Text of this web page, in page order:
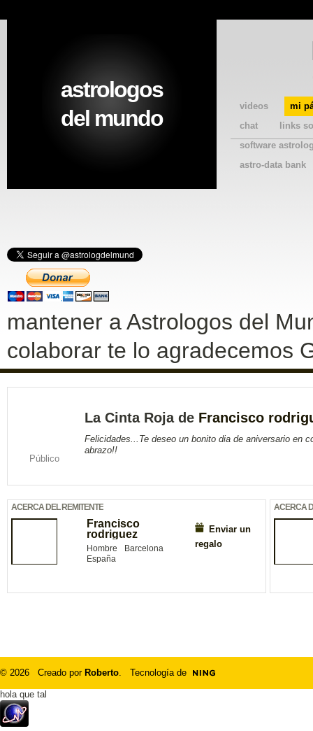
videos
mi
chat
links
software
astro-data bank
astrologos
del mundo
mantener a Astrologos del
colaborar te lo agradecemos
Público
La Cinta Roja de Francisco
Felicidades...Te deseo un bonito dia de aniversario en
abrazo!!
ACERCA DEL REMITENTE
Francisco
rodriguez
Hombre
Barcelona
España
Enviar un
regalo
ACERCA
© 2026 Creado por Roberto. Tecnología de
hola que tal